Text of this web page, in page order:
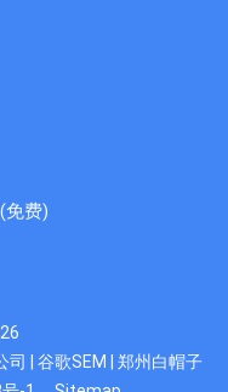
免费)
| 谷歌SEM | 郑州白帽子